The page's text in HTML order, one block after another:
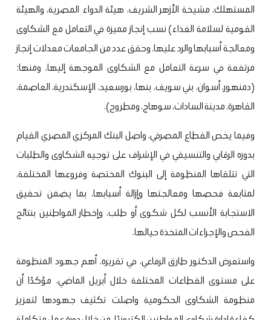
المستهلك، مشيخة الأزهر الشريف، هيئة الدواء المصرية، والهيئة
القومية لسلامة الغذاء) نسب إنجاز مميزة في التعامل مع الشكاوى
ومعالجة أسبابها والرد عليها. وحقق عدد من الجامعات معدلات إنجاز
مرتفعة في سرعة التعامل مع الشكاوى الموجهة إليها، ومنها:
(دمنهور، أسوان، بني سويف، بنها، بورسعيد، الإسكندرية، العاصمة،
القاهرة، مدينة السادات، سوهاج، ومطروح).
وفيما يخص القطاع المصرفي، واصل البنك المركزي المصري القيام
بدوره الرقابي والتنسيقي في الإشراف على توجيه الشكاوى والطلبات
التي تتلقاها المنظومة إلى البنوك المختصة وفروعها المختلفة،
لمتابعة فحصها ومعالجتها وإزالة أسبابها، بما يضمن تحقيق
الاستجابة الأنسب لكل شكوى أو طلب، وإخطار المواطنين بنتائج
الفحص والإجراءات المتخذة حيالها.
واستعرض الدكتور طارق الرفاعي، في تقريره، أهم جهود المنظومة
على مستوى القطاعات المختلفة خلال أبريل الماضي، مؤكدًا أن
منظومة الشكاوى الحكومية واصلت تكثيف جهودها لتعزيز